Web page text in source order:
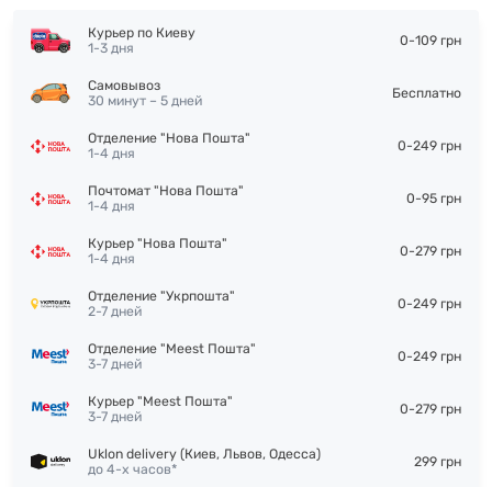
Курьер по Киеву
1-3 дня
0-109 грн
Самовывоз
30 минут – 5 дней
Бесплатно
Отделение "Нова Пошта"
1-4 дня
0-249 грн
Почтомат "Нова Пошта"
1-4 дня
0-95 грн
Курьер "Нова Пошта"
1-4 дня
0-279 грн
Отделение "Укрпошта"
2-7 дней
0-249 грн
Отделение "Meest Пошта"
3-7 дней
0-249 грн
Курьер "Meest Пошта"
3-7 дней
0-279 грн
Uklon delivery (Киев, Львов, Одесса)
до 4-х часов*
299 грн